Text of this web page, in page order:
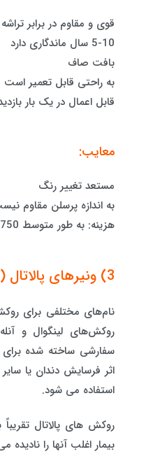
قوی و مقاوم در برابر تراشه
5-10 سال ماندگاری دارد
بافت صاف
به راحتی قابل تعمیر است
قابل اعمال در یک بار
معایب:
مستعد تغییر رنگ
به اندازه پرسلن مقاوم
هزینه: به طور متوسط ​​750 دلار برای هر دندان
3) ونیرهای پالاتال (آنلای پالاتال)
نام‌های مختلفی برای
روکش‌های لینگوال و
سفارشی ساخته شده
اثر فرسایش دندان یا
استفاده می شود.
روکش های پالاتال تقریباً
بیمار اغلب آنها را نادیده